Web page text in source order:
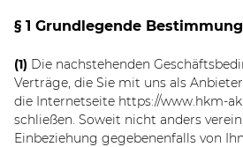
§ 1 Grundlegende
(1) Die nachstehenden
Verträge, die Sie mit uns als Anbieter
die Internetseite https://www.hkm-
schließen. Soweit nicht anders
Einbeziehung gegebenenfalls von